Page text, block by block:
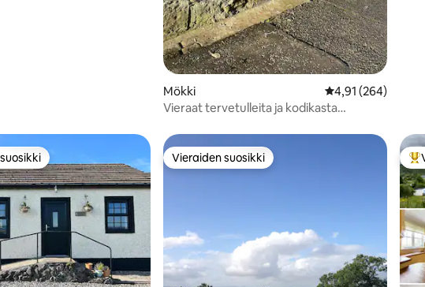
Mökki Keskimääräinen
4,91 (264)
Vieraat tervetulleita ja kodikasta
poreamme.
parhaimmistoa Vieraiden suosikki
Vieraiden suosikki